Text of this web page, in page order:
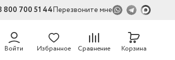
800 700 51 44Перезвоните мне
Войти Избранное Сравнение
54
Корзина